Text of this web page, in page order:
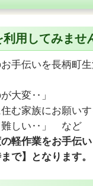
用してみませ
手伝いを長柄町
大変‥」
住む家族にお願い
難しい‥」 など
軽作業をお手伝
で】となります。